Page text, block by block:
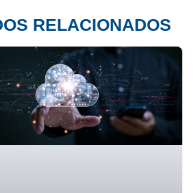
RELACIONADOS